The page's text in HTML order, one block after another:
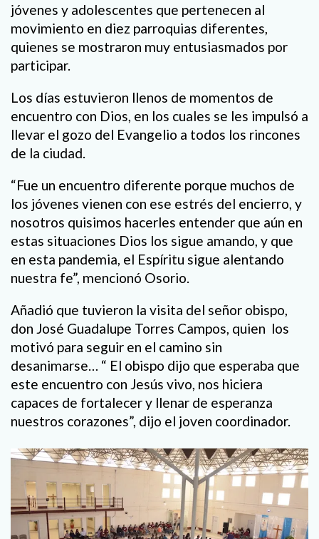
jóvenes y adolescentes que pertenecen al
movimiento en diez parroquias diferentes,
quienes se mostraron muy entusiasmados por
participar.
Los días estuvieron llenos de momentos de
encuentro con Dios, en los cuales se les impulsó a
llevar el gozo del Evangelio a todos los rincones
de la ciudad.
“Fue un encuentro diferente porque muchos de
los jóvenes vienen con ese estrés del encierro, y
nosotros quisimos hacerles entender que aún en
estas situaciones Dios los sigue amando, y que
en esta pandemia, el Espíritu sigue alentando
nuestra fe”, mencionó Osorio.
Añadió que tuvieron la visita del señor obispo,
don José Guadalupe Torres Campos, quien los
motivó para seguir en el camino sin
desanimarse… “ El obispo dijo que esperaba que
este encuentro con Jesús vivo, nos hiciera
capaces de fortalecer y llenar de esperanza
nuestros corazones”, dijo el joven coordinador.